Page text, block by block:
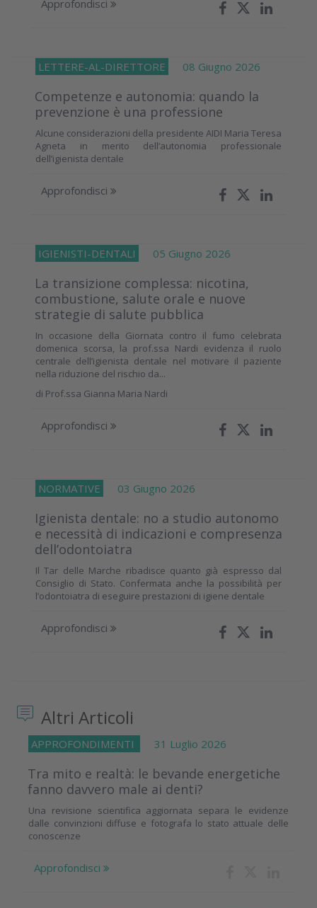
Approfondisci
LETTERE-AL-DIRETTORE 08 Giugno 2026
Competenze e autonomia: quando la
prevenzione è una professione
Alcune considerazioni della presidente AIDI Maria Teresa
Agneta in merito dell’autonomia professionale
dell’igienista dentale
Approfondisci
IGIENISTI-DENTALI 05 Giugno 2026
La transizione complessa: nicotina,
combustione, salute orale e nuove
strategie di salute pubblica
In occasione della Giornata contro il fumo celebrata
domenica scorsa, la prof.ssa Nardi evidenza il ruolo
centrale dell’igienista dentale nel motivare il paziente
nella riduzione del rischio da...
di Prof.ssa Gianna Maria Nardi
Approfondisci
NORMATIVE 03 Giugno 2026
Igienista dentale: no a studio autonomo
e necessità di indicazioni e compresenza
dell’odontoiatra
Il Tar delle Marche ribadisce quanto già espresso dal
Consiglio di Stato. Confermata anche la possibilità per
l’odontoiatra di eseguire prestazioni di igiene dentale
Approfondisci
Altri Articoli
APPROFONDIMENTI 31 Luglio 2026
Tra mito e realtà: le bevande energetiche
fanno davvero male ai denti?
Una revisione scientifica aggiornata separa le evidenze
dalle convinzioni diffuse e fotografa lo stato attuale delle
conoscenze
Approfondisci